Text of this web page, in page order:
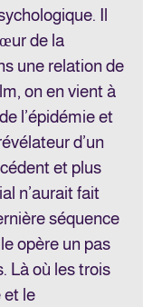
Il
de la
une relation de
on en vient à
l’épidémie et
d’un
et plus
n’aurait fait
séquence
opère un pas
Là où les trois
et le